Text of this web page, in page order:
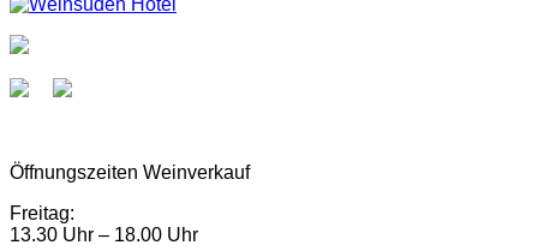
Öffnungszeiten Weinverkauf
Freitag:
13.30 Uhr – 18.00 Uhr